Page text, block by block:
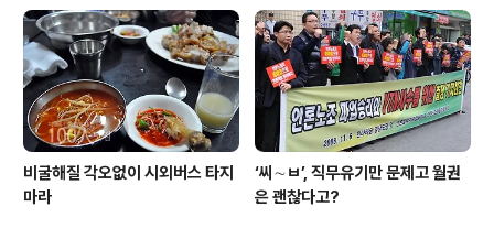
비굴해질 각오없이 시외버스 타지
마라
‘씨∼ㅂ’, 직무유기만 문제고 월권
은 괜찮다고?